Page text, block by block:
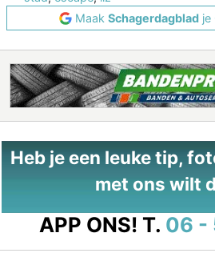
Maak Schagerdagbladje
Heb je een leuke tip,
met ons wilt
APP ONS! T. 06 -